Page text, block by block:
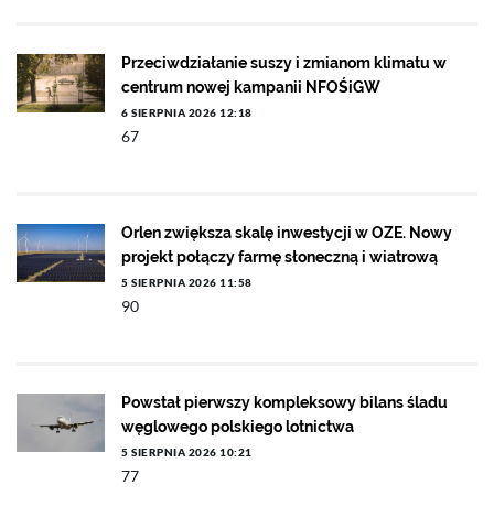
Przeciwdziałanie suszy i zmianom klimatu w
centrum nowej kampanii NFOŚiGW
6 SIERPNIA 2026 12:18
67
Orlen zwiększa skalę inwestycji w OZE. Nowy
projekt połączy farmę słoneczną i wiatrową
5 SIERPNIA 2026 11:58
90
Powstał pierwszy kompleksowy bilans śladu
węglowego polskiego lotnictwa
5 SIERPNIA 2026 10:21
77